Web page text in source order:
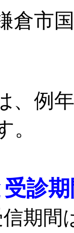
倉市
、例
。
診
信期間